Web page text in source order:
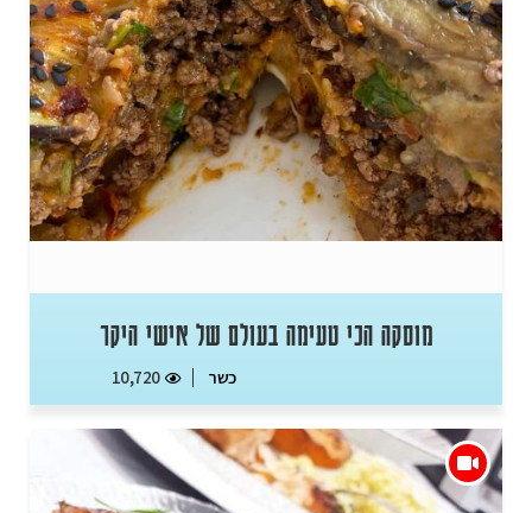
מוסקה הכי טעימה בעולם של אישי היקר
כשר 10,720